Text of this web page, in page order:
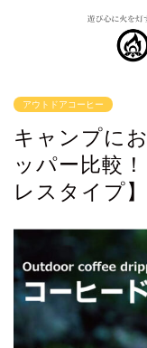
アウトドアコーヒー
キャンプに
ッパー比較
レスタイプ】